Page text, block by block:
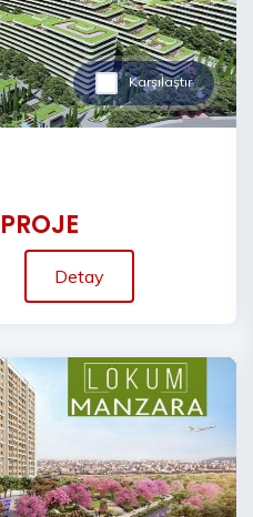
Karşılaştır
Detay